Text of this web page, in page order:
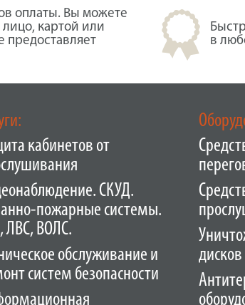
оплаты. Вы можете
лицо, картой или
предоставляет
в
кабинетов от
СКУД.
пожарные системы.
ЛВС, ВОЛС.
обслуживание и
систем безопасности
дисков